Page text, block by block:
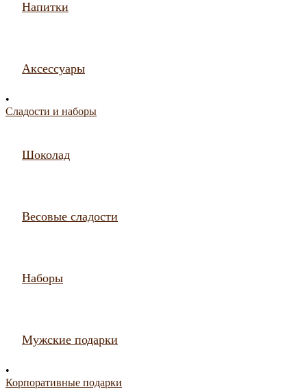
Напитки
Аксессуары
•
Сладости и наборы
Шоколад
Весовые сладости
Наборы
Мужские подарки
•
Корпоративные подарки